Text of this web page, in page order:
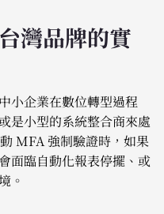
灣品牌的實
小企業在數位轉型過程
是小型的系統整合商來處
MFA 強制驗證時，如果
面臨自動化報表停擺、或
。